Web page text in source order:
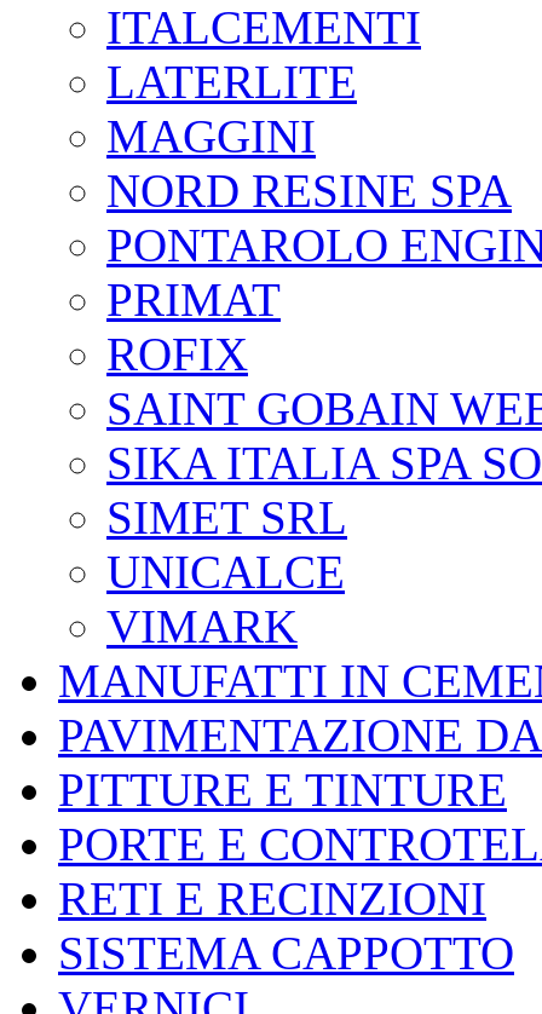
ITALCEMENTI
LATERLITE
MAGGINI
NORD RESINE SPA
PONTAROLO
PRIMAT
ROFIX
SAINT GOBAIN
SIKA ITALIA SPA
SIMET SRL
UNICALCE
VIMARK
MANUFATTI IN
PAVIMENTAZIONE
PITTURE E TINTURE
PORTE E
RETI E RECINZIONI
SISTEMA CAPPOTTO